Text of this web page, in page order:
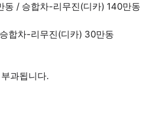
동 / 승합차-리무진(디카) 140만동
합차-리무진(디카) 30만동
과됩니다.